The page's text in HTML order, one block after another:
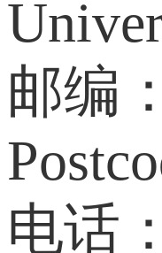
邮编
电话